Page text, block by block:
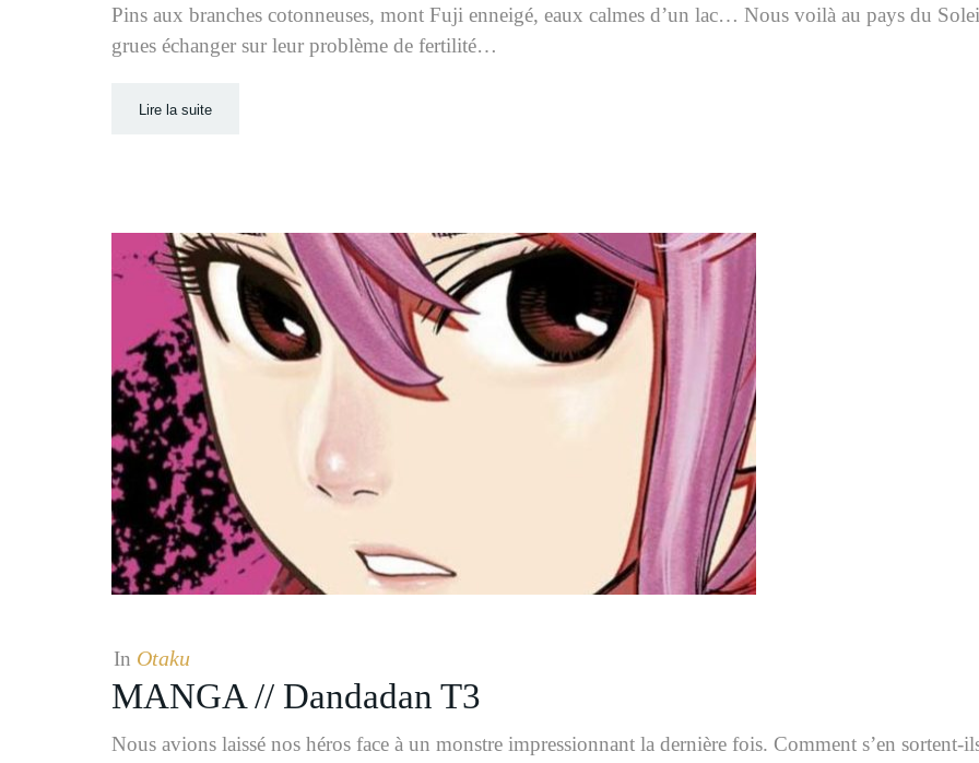
Pins aux branches cotonneuses, mont Fuji enneigé, eaux calmes d’un lac… Nous voilà au pays du
grues échanger sur leur problème de fertilité…
Lire la suite
In Otaku
MANGA // Dandadan T3
Nous avions laissé nos héros face à un monstre impressionnant la dernière fois. Comment s’en sortent-